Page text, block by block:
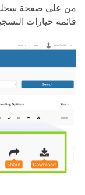
من على صفحة سجلك
قائمة خيارات